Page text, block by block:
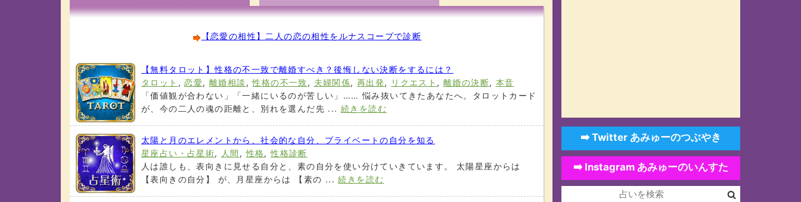
【恋愛の相性】二人の恋の相性をルナスコープで診断
【無料タロット】性格の不一致で離婚すべき？後悔しない決断をするには？
タロット ,恋愛,離婚相談 ,性格の不一致, 夫婦関係,再出発, リクエスト , 離婚の決断, 本音
「価値観が合わない」「一緒にいるのが苦しい」…… 悩み抜いてきたあなたへ。タロットカード
が、今の二人の魂の距離と、別れを選んだ先 ... 続きを読む
太陽と月のエレメントから、社会的な自分、プライベートの自分を知る
星座占い・占星術, 人間 ,性格,性格診断
人は誰しも、表向きに見せる自分と、素の自分を使い分けていきています。 太陽星座からは
【表向きの自分】 が、月星座からは 【素の ...続きを読む
➡️ Twitter あみゅーのつぶやき
➡️ Instagram あみゅーのいんすた